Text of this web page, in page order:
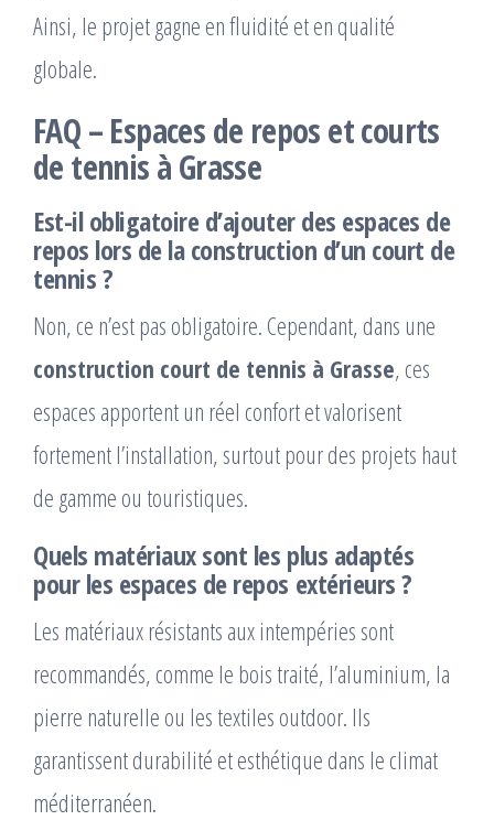
Ainsi, le projet gagne en fluidité et en qualité
globale.
FAQ – Espaces de repos et courts
de tennis à Grasse
Est-il obligatoire d’ajouter des espaces de
repos lors de la construction d’un court de
tennis ?
Non, ce n’est pas obligatoire. Cependant, dans une
construction court de tennis à Grasse, ces
espaces apportent un réel confort et valorisent
fortement l’installation, surtout pour des projets haut
de gamme ou touristiques.
Quels matériaux sont les plus adaptés
pour les espaces de repos extérieurs ?
Les matériaux résistants aux intempéries sont
recommandés, comme le bois traité, l’aluminium, la
pierre naturelle ou les textiles outdoor. Ils
garantissent durabilité et esthétique dans le climat
méditerranéen.